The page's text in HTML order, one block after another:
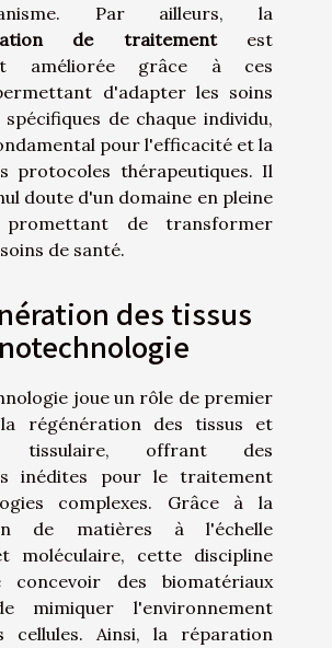
Par ailleurs, la
de traitementest
améliorée grâce à ces
d'adapter les soins
spécifiques de chaque individu,
pour l'efficacité et la
protocoles thérapeutiques. Il
doute d'un domaine en pleine
promettant de transformer
de santé.
des tissus
joue un rôle de premier
régénération des tissus et
tissulaire, offrant des
inédites pour le traitement
complexes. Grâce à la
de matières à l'échelle
moléculaire, cette discipline
concevoir des biomatériaux
mimiquer l'environnement
cellules. Ainsi, la réparation